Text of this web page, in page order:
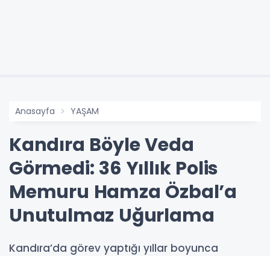
Anasayfa YAŞAM
Kandıra Böyle Veda
Görmedi: 36 Yıllık Polis
Memuru Hamza Özbal’a
Unutulmaz Uğurlama
Kandıra’da görev yaptığı yıllar boyunca